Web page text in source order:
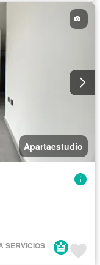
Apartaestudio
SERVICIOS